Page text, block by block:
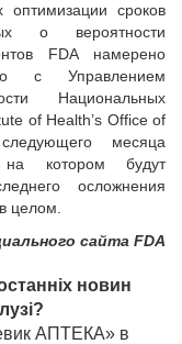
сроков
о вероятности
FDA намерено
с Управлением
Национальных
of Health’s Office of
месяца
на котором будут
осложнения
целом.
сайта FDA
новин
АПТЕКА» в